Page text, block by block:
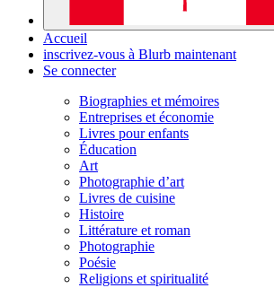
Accueil
inscrivez-vous à Blurb maintenant
Se connecter
Biographies et mémoires
Entreprises et économie
Livres pour enfants
Éducation
Art
Photographie d’art
Livres de cuisine
Histoire
Littérature et roman
Photographie
Poésie
Religions et spiritualité